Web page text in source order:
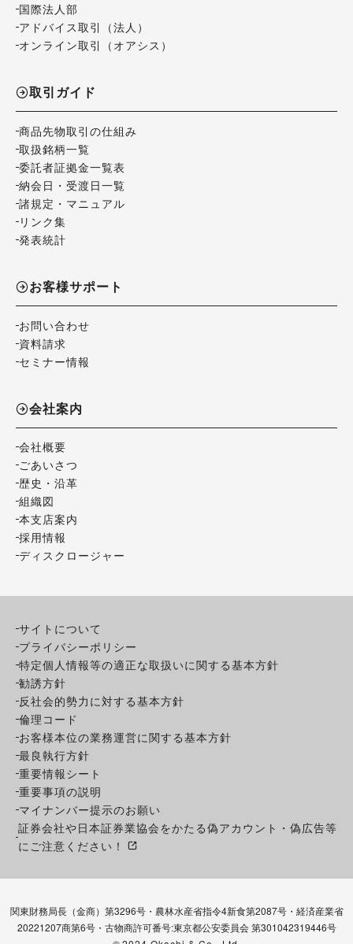
国際法人部
アドバイス取引（法人）
オンライン取引（オアシス）
取引ガイド
商品先物取引の仕組み
取扱銘柄一覧
委託者証拠金一覧表
納会日・受渡日一覧
諸規定・マニュアル
リンク集
発表統計
お客様サポート
お問い合わせ
資料請求
セミナー情報
会社案内
会社概要
ごあいさつ
歴史・沿革
組織図
本支店案内
採用情報
ディスクロージャー
サイトについて
プライバシーポリシー
特定個人情報等の適正な取扱いに関する基本方針
勧誘方針
反社会的勢力に対する基本方針
倫理コード
お客様本位の業務運営に関する基本方針
最良執行方針
重要情報シート
重要事項の説明
マイナンバー提示のお願い
証券会社や日本証券業協会をかたる偽アカウント・偽広告等
にご注意ください！
関東財務局長（金商）第3296号・農林水産省指令4新食第2087号・経済産業省
20221207商第6号・古物商許可番号:東京都公安委員会 第301042319446号